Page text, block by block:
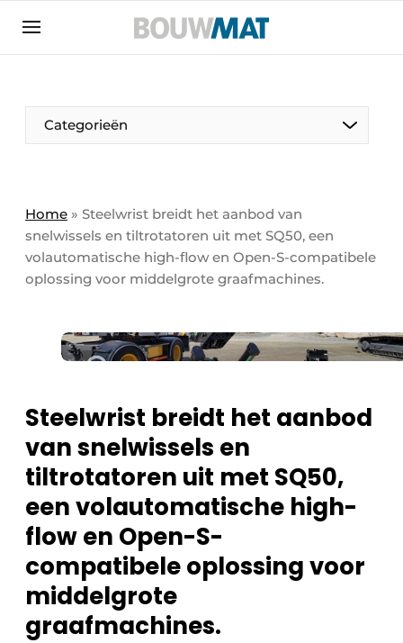
Aanmelden
Bedrijven
Bedrijven
Contact
Direct contact
Evenement aanmelden
Nieuwsbrief
Privacy / Cookie statement
Vacature aanmelden
Vacatures
Video’s
Categorieën
Home » Steelwrist breidt het aanbod van
snelwissels en tiltrotatoren uit met SQ50, een
volautomatische high-flow en Open-S-compatibele
oplossing voor middelgrote graafmachines.
Steelwrist breidt het aanbod
van snelwissels en
tiltrotatoren uit met SQ50,
een volautomatische high-
flow en Open-S-
compatibele oplossing voor
middelgrote
graafmachines.